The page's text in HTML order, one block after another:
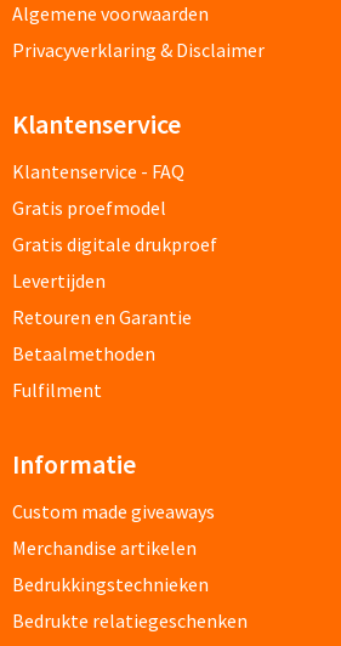
Notitieblokken bedrukken
Klemborden bedrukken
Memoblaadjes bedrukken
Memo boekjes bedrukken
Kubusblokken bedrukken
Custom made
Custom made notitieboekjes
Algemene voorwaarden
Privacyverklaring & Disclaimer
Klantenservice
Klantenservice - FAQ
Gratis proefmodel
Gratis digitale drukproef
Levertijden
Retouren en Garantie
Betaalmethoden
Fulfilment
Informatie
Custom made giveaways
Merchandise artikelen
Bedrukkingstechnieken
Bedrukte relatiegeschenken